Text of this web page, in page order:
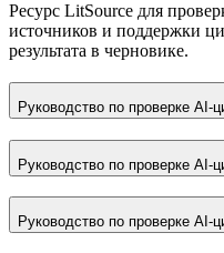
Ресурс LitSource для
источников и поддержки
результата в черновике.
Руководство по проверке AI-
Руководство по проверке AI-
Руководство по проверке AI-